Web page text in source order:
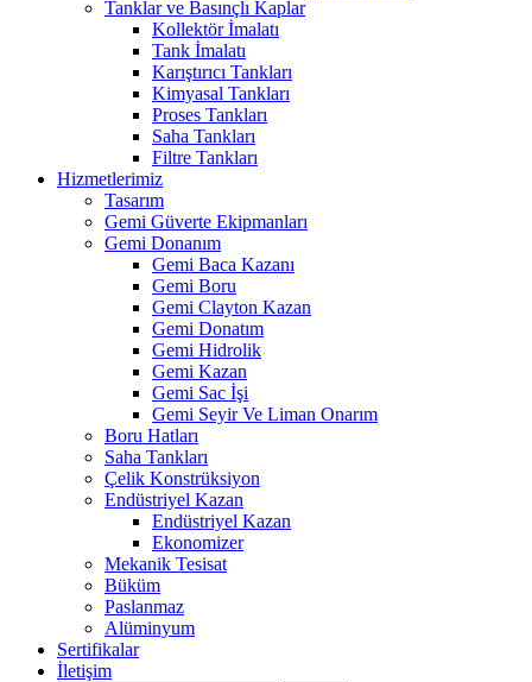
Tanklar ve Basınçlı Kaplar
Kollektör İmalatı
Tank İmalatı
Karıştırıcı Tankları
Kimyasal Tankları
Proses Tankları
Saha Tankları
Filtre Tankları
Hizmetlerimiz
Tasarım
Gemi Güverte Ekipmanları
Gemi Donanım
Gemi Baca Kazanı
Gemi Boru
Gemi Clayton Kazan
Gemi Donatım
Gemi Hidrolik
Gemi Kazan
Gemi Sac İşi
Gemi Seyir Ve Liman Onarım
Boru Hatları
Saha Tankları
Çelik Konstrüksiyon
Endüstriyel Kazan
Endüstriyel Kazan
Ekonomizer
Mekanik Tesisat
Büküm
Paslanmaz
Alüminyum
Sertifikalar
İletişim